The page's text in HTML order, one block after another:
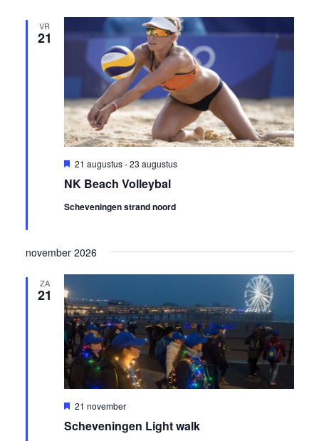
VR
21
NK Beach Volleybal
Uitgelicht
21 augustus-23 augustus
Scheveningen strand noord
november 2026
ZA
21
Scheveningen Light walk
Uitgelicht
21 november